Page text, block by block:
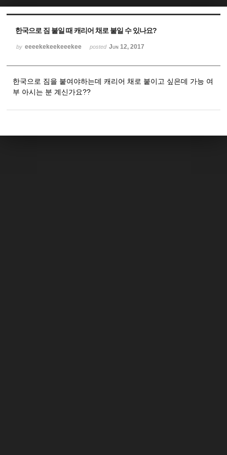
한국으로 짐 붙일 때 캐리어 채로 붙일 수 있나요?
by eeeekekeekeeekee posted Jun 12, 2017
한국으로 짐을 붙여야하는데 캐리어 채로 붙이고 싶은데 가능 여
부 아시는 분 계신가요??
Sketchbook5, 스케치북5